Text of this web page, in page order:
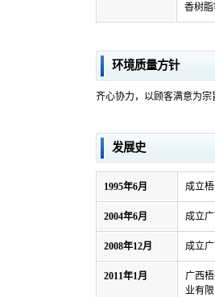
香树
环境质量方针
齐心协力，以顾客满意为
发展史
1995年6月 成立
2004年6月 成立
2008年12月 成立
2011年1月
广西
业有